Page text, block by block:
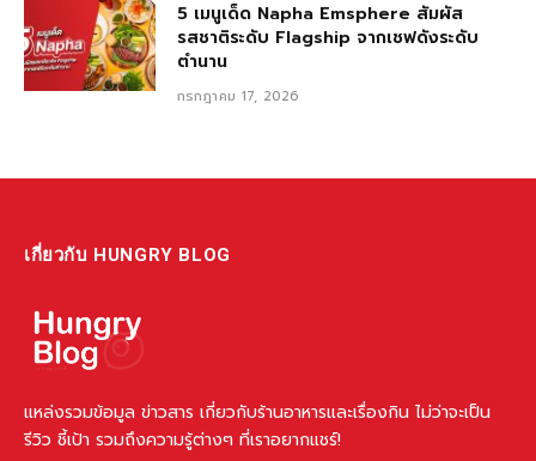
5 เมนูเด็ด Napha Emsphere สัมผัส
รสชาติระดับ Flagship จากเชฟดังระดับ
ตำนาน
กรกฎาคม 17, 2026
เกี่ยวกับ HUNGRY BLOG
แหล่งรวมข้อมูล ข่าวสาร เกี่ยวกับร้านอาหารและเรื่องกิน ไม่ว่าจะเป็น
รีวิว ชี้เป้า รวมถึงความรู้ต่างๆ ที่เราอยากแชร์!